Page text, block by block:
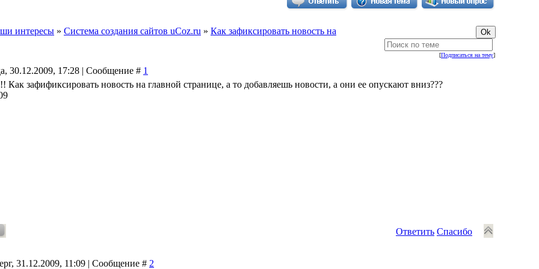
интересы » Система создания сайтов uCoz.ru » Как зафиксировать новость на
[Подписаться на тему]
30.12.2009, 17:28 | Сообщение # 1
Как зафификсировать новость на главной странице, а то добавляешь новости, а они ее опускают вниз???
Ответить Спасибо
31.12.2009, 11:09 | Сообщение # 2